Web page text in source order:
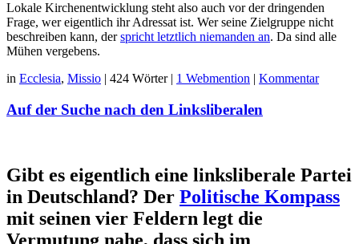
Lokale Kirchenentwicklung steht also auch vor der dringenden
Frage, wer eigentlich ihr Adressat ist. Wer seine Zielgruppe nicht
beschreiben kann, derspricht letztlich niemanden an. Da sind alle
Mühen vergebens.
in Ecclesia, Missio 424 Wörter 1 Webmention Kommentar
Auf der Suche nach den Linksliberalen
Gibt es eigentlich eine linksliberale Partei
in Deutschland? Der Politische Kompass
mit seinen vier Feldern legt die